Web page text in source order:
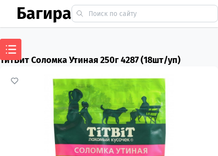
Багира
ТитБит Соломка Утиная 250г 4287 (18шт/уп)